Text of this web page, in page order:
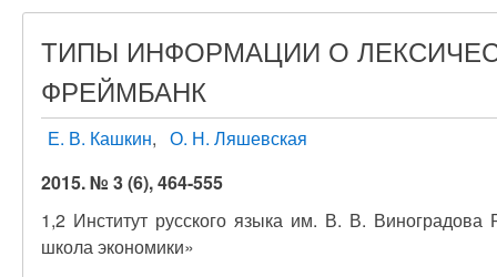
ТИПЫ ИНФОРМАЦИИ О
ФРЕЙМБАНК
Е. В. Кашкин
О. Н. Ляшевская
2015. № 3 (6), 464-555
1,2 Институт русского языка им. В. В.
школа экономики»